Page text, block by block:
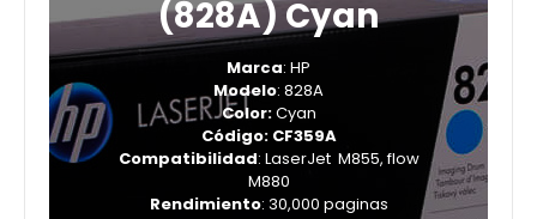
(828A) Cyan
Marca: HP
Modelo: 828A
Color:Cyan
Código: CF359A
Compatibilidad: LaserJet M855, flow
M880
Rendimiento: 30,000 paginas